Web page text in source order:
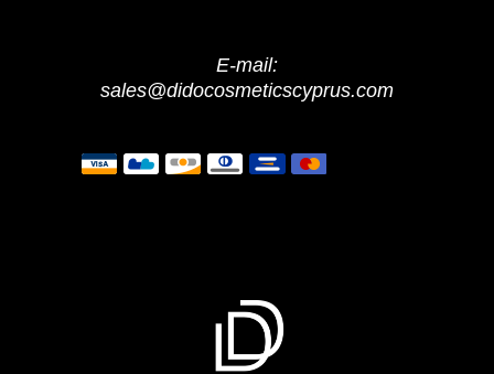
E-mail:
sales@didocosmeticscyprus.com